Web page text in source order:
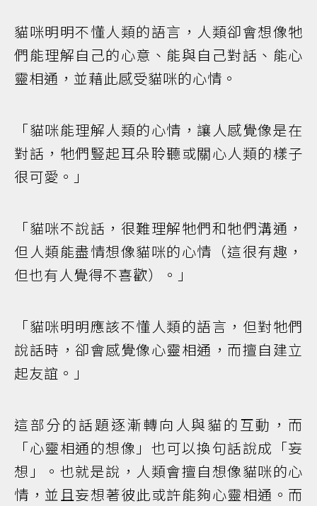
貓咪明明不懂人類的語言，人類卻會想像牠
們能理解自己的心意、能與自己對話、能心
靈相通，並藉此感受貓咪的心情。
「貓咪能理解人類的心情，讓人感覺像是在
對話，牠們豎起耳朵聆聽或關心人類的樣子
很可愛。」
「貓咪不說話，很難理解牠們和牠們溝通，
但人類能盡情想像貓咪的心情（這很有趣，
但也有人覺得不喜歡）。」
「貓咪明明應該不懂人類的語言，但對牠們
說話時，卻會感覺像心靈相通，而擅自建立
起友誼。」
這部分的話題逐漸轉向人與貓的互動，而
「心靈相通的想像」也可以換句話說成「妄
想」。也就是說，人類會擅自想像貓咪的心
情，並且妄想著彼此或許能夠心靈相通。而